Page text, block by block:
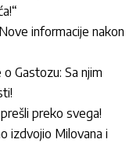
informacije nakon
Gastozu: Sa njim
preko svega!
izdvojio Milovana i